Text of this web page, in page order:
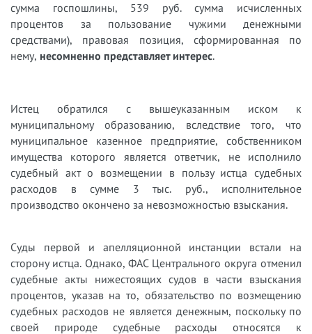
сумма госпошлины, 539 руб. сумма исчисленных
процентов за пользование чужими денежными
средствами), правовая позиция, сформированная по
нему, несомненно представляет интерес.
Истец обратился с вышеуказанным иском к
муниципальному образованию, вследствие того, что
муниципальное казенное предприятие, собственником
имущества которого является ответчик, не исполнило
судебный акт о возмещении в пользу истца судебных
расходов в сумме 3 тыс. руб., исполнительное
производство окончено за невозможностью взыскания.
Суды первой и апелляционной инстанции встали на
сторону истца. Однако, ФАС Центрального округа отменил
судебные акты нижестоящих судов в части взыскания
процентов, указав на то, обязательство по возмещению
судебных расходов не является денежным, поскольку по
своей природе судебные расходы относятся к